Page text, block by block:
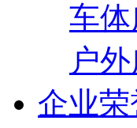
车
户
企业荣